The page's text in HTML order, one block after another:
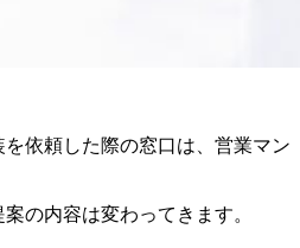
依頼した際の窓口は、営業マン
の内容は変わってきます。